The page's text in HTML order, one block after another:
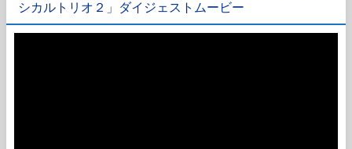
シカルトリオ２」ダイジェストムービー